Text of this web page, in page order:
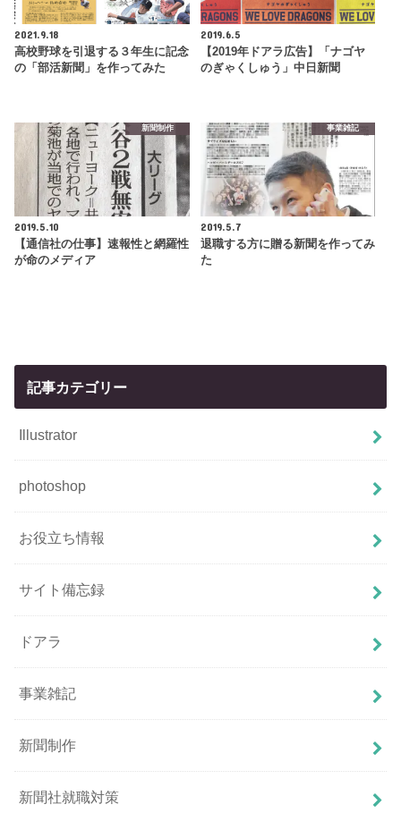
2021.9.18
高校野球を引退する３年生に記念
の「部活新聞」を作ってみた
2019.6.5
【2019年ドアラ広告】「ナゴヤ
のぎゃくしゅう」中日新聞
新聞制作
2019.5.10
【通信社の仕事】速報性と網羅性
が命のメディア
事業雑記
2019.5.7
退職する方に贈る新聞を作ってみ
た
記事カテゴリー
Illustrator
photoshop
お役立ち情報
サイト備忘録
ドアラ
事業雑記
新聞制作
新聞社就職対策